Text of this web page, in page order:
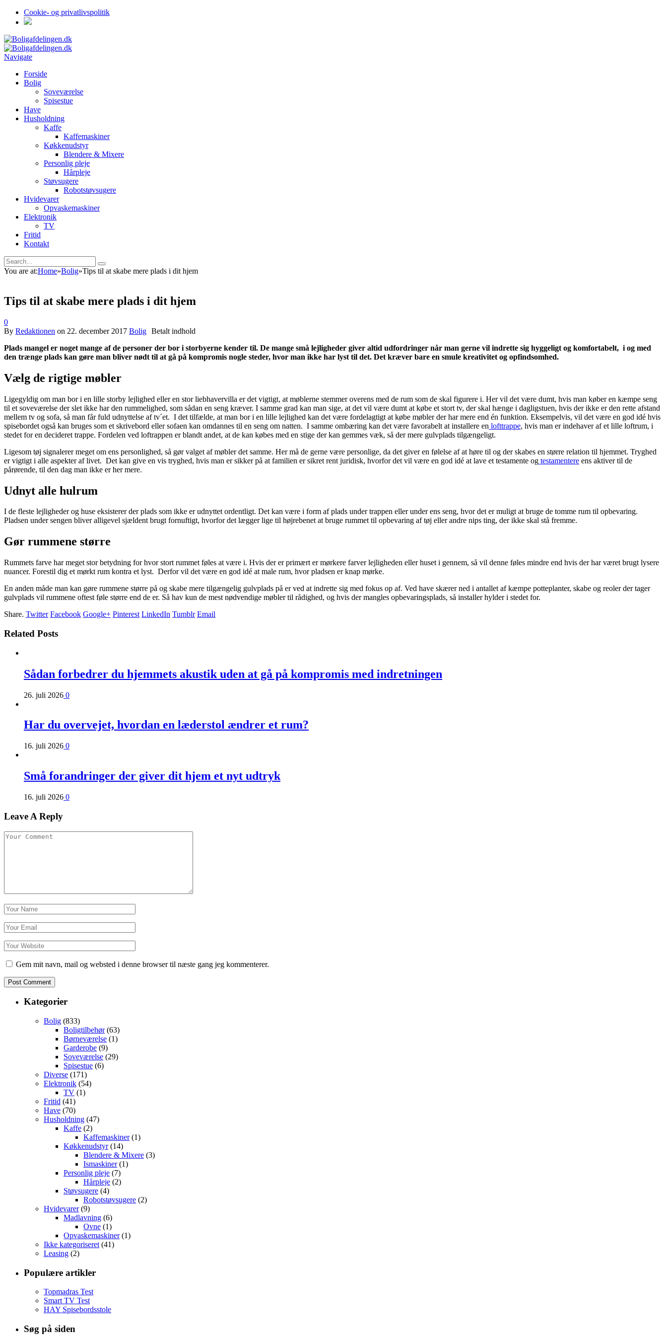
Cookie- og privatlivspolitik
Navigate
Forside
Bolig
Soveværelse
Spisestue
Have
Husholdning
Kaffe
Kaffemaskiner
Køkkenudstyr
Blendere & Mixere
Personlig pleje
Hårpleje
Støvsugere
Robotstøvsugere
Hvidevarer
Opvaskemaskiner
Elektronik
TV
Fritid
Kontakt
You are at:Home»Bolig»Tips til at skabe mere plads i dit hjem
Tips til at skabe mere plads i dit hjem
0
By Redaktionen on 22. december 2017 Bolig
Plads mangel er noget mange af de personer der bor i storbyerne kender til. De mange små lejligheder giver altid udfordringer når man gerne vil indrette sig hyggeligt og komfortabelt, i og med
den trænge plads kan gøre man bliver nødt til at gå på kompromis nogle steder, hvor man ikke har lyst til det. Det kræver bare en smule kreativitet og opfindsomhed.
Vælg de rigtige møbler
Ligegyldig om man bor i en lille storby lejlighed eller en stor liebhavervilla er det vigtigt, at møblerne stemmer overens med de rum som de skal figurere i. Her vil det være dumt, hvis man køber en kæmpe seng
til et soveværelse der slet ikke har den rummelighed, som sådan en seng kræver. I samme grad kan man sige, at det vil være dumt at købe et stort tv, der skal hænge i dagligstuen, hvis der ikke er den rette afstand
mellem tv og sofa, så man får fuld udnyttelse af tv´et. I det tilfælde, at man bor i en lille lejlighed kan det være fordelagtigt at købe møbler der har mere end én funktion. Eksempelvis, vil det være en god idé hvis
spisebordet også kan bruges som et skrivebord eller sofaen kan omdannes til en seng om natten. I samme ombæring kan det være favorabelt at installere en lofttrappe, hvis man er indehaver af et lille loftrum, i
stedet for en decideret trappe. Fordelen ved loftrappen er blandt andet, at de kan købes med en stige der kan gemmes væk, så der mere gulvplads tilgængeligt.
Ligesom tøj signalerer meget om ens personlighed, så gør valget af møbler det samme. Her må de gerne være personlige, da det giver en følelse af at høre til og der skabes en større relation til hjemmet. Tryghed
er vigtigt i alle aspekter af livet. Det kan give en vis tryghed, hvis man er sikker på at familien er sikret rent juridisk, hvorfor det vil være en god idé at lave et testamente og testamentere ens aktiver til de
pårørende, til den dag man ikke er her mere.
Udnyt alle hulrum
I de fleste lejligheder og huse eksisterer der plads som ikke er udnyttet ordentligt. Det kan være i form af plads under trappen eller under ens seng, hvor det er muligt at bruge de tomme rum til opbevaring.
Pladsen under sengen bliver alligevel sjældent brugt fornuftigt, hvorfor det lægger lige til højrebenet at bruge rummet til opbevaring af tøj eller andre nips ting, der ikke skal stå fremme.
Gør rummene større
Rummets farve har meget stor betydning for hvor stort rummet føles at være i. Hvis der er primært er mørkere farver lejligheden eller huset i gennem, så vil denne føles mindre end hvis der har været brugt lysere
nuancer. Forestil dig et mørkt rum kontra et lyst. Derfor vil det være en god idé at male rum, hvor pladsen er knap mørke.
En anden måde man kan gøre rummene større på og skabe mere tilgængelig gulvplads på er ved at indrette sig med fokus op af. Ved have skærer ned i antallet af kæmpe potteplanter, skabe og reoler der tager
gulvplads vil rummene oftest føle større end de er. Så hav kun de mest nødvendige møbler til rådighed, og hvis der mangles opbevaringsplads, så installer hylder i stedet for.
Share. Twitter Facebook Google+ Pinterest LinkedIn Tumblr Email
Related Posts
Sådan forbedrer du hjemmets akustik uden at gå på kompromis med indretningen
26. juli 2026 0
Har du overvejet, hvordan en læderstol ændrer et rum?
16. juli 2026 0
Små forandringer der giver dit hjem et nyt udtryk
16. juli 2026 0
Leave A Reply
Gem mit navn, mail og websted i denne browser til næste gang jeg kommenterer.
Kategorier
Bolig (833)
Boligtilbehør(63)
Børneværelse (1)
Garderobe (9)
Soveværelse (29)
Spisestue (6)
Diverse (171)
Elektronik (54)
TV (1)
Fritid (41)
Have (70)
Husholdning (47)
Kaffe (2)
Kaffemaskiner(1)
Køkkenudstyr(14)
Blendere & Mixere (3)
Ismaskiner(1)
Personlig pleje (7)
Hårpleje (2)
Støvsugere (4)
Robotstøvsugere (2)
Hvidevarer(9)
Madlavning (6)
Ovne (1)
Opvaskemaskiner(1)
Ikke kategoriseret (41)
Leasing (2)
Populære artikler
Topmadras Test
Smart TV Test
HAY Spisebordsstole
Søg på siden